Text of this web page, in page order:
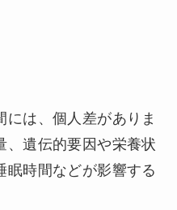
には、個人差がありま
、遺伝的要因や栄養状
眠時間などが影響する